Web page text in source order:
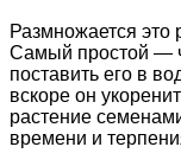
Размножается это
Самый простой —
поставить его в
вскоре он
растение
времени и